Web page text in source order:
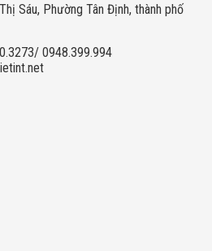
Sáu, Phường Tân Định, thành phố
0948.399.994